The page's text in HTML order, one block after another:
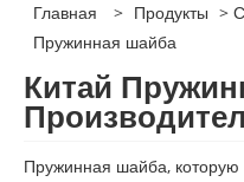
Главная > Продукты >
Пружинная шайба
Китай
Пружинная шайба,